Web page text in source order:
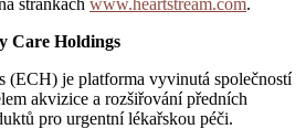
Care Holdings
(ECH) je platforma vyvinutá společností
akvizice a rozšiřování předních
pro urgentní lékařskou péči.